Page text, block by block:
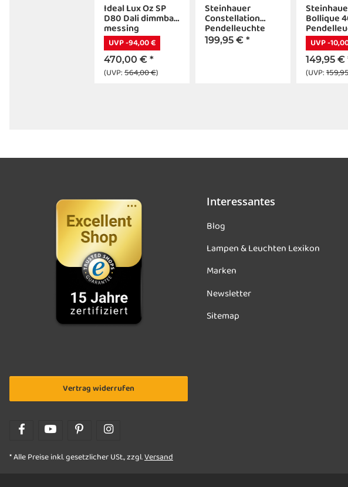
Ideal Lux Oz SP
D80 Dali dimmbar
messing
Pendelleuchte
UVP -94,00 €
470,00 € *
(UVP:564,00 €)
Steinhauer
Constellation
Pendelleuchte
messing schwarz
5 flammig
199,95 € *
Bollique
flammig
UVP -
149,95 €
(UVP:
Interessantes
Blog
Lampen & Leuchten Lexikon
Marken
Newsletter
Sitemap
Vertrag widerrufen
* Alle Preise inkl. gesetzlicher USt., zzgl.Versand